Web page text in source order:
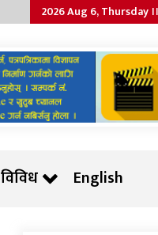
2026 Aug 6, Thursday ।।
विविध English